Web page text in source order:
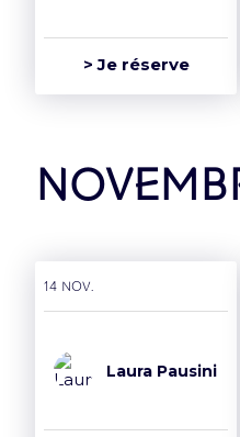
> Je réserve
14 nov.
Laura Pausini